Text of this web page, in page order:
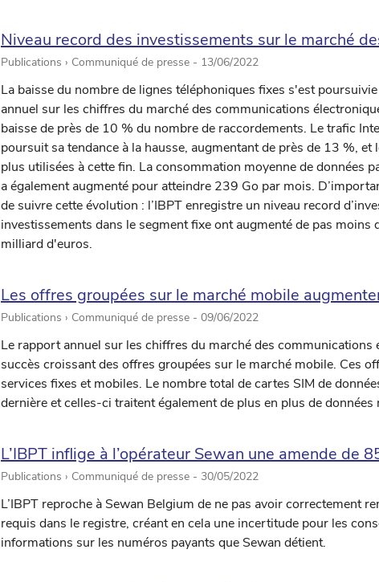
Niveau record des investissements sur le marché
Publications › Communiqué de presse - 13/06/2022
La baisse du nombre de lignes téléphoniques fixes s'est
annuel sur les chiffres du marché des communications
baisse de près de 10 % du nombre de raccordements. Le trafic
poursuit sa tendance à la hausse, augmentant de près de 13 %,
plus utilisées à cette fin. La consommation moyenne de données
a également augmenté pour atteindre 239 Go par mois.
de suivre cette évolution : l’IBPT enregistre un niveau record
investissements dans le segment fixe ont augmenté de pas
milliard d'euros.
Les offres groupées sur le marché mobile
Publications › Communiqué de presse - 09/06/2022
Le rapport annuel sur les chiffres du marché des
succès croissant des offres groupées sur le marché mobile. Ces
services fixes et mobiles. Le nombre total de cartes SIM de
dernière et celles-ci traitent également de plus en plus de données
L’IBPT inflige à l’opérateur Sewan une amende de
Publications › Communiqué de presse - 30/05/2022
L’IBPT reproche à Sewan Belgium de ne pas avoir correctement
requis dans le registre, créant en cela une incertitude pour les
informations sur les numéros payants que Sewan détient.